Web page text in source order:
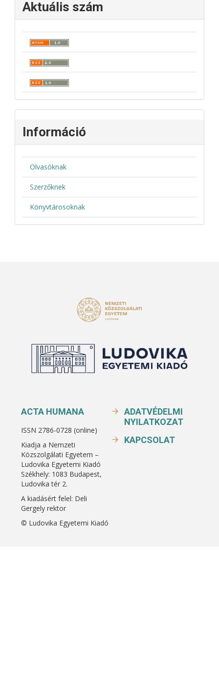
Aktuális szám
Információ
Olvasóknak
Szerzőknek
Könyvtárosoknak
ACTA HUMANA
ISSN 2786-0728 (online)
Kiadja a Nemzeti
Közszolgálati Egyetem –
Ludovika Egyetemi Kiadó
Székhely: 1083 Budapest,
Ludovika tér 2.
A kiadásért felel: Deli
Gergely rektor
© Ludovika Egyetemi Kiadó
ADATVÉDELMI
NYILATKOZAT
KAPCSOLAT